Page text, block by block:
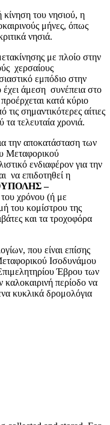
κίνηση του νησιού, η
μήνες, όπως
νησιά.
με πλοίο στην
χερσαίους
εμπόδιο στην
άμεση συνέπεια στο
κατά κύριο
σημαντικότερες αίτιες
τα τελευταία χρονιά.
την αποκατάσταση των
Μεταφορικού
ενδιαφέρον για την
να επιδοτηθεί η
–
χρόνου (ή με
του κομίστρου της
και τα τροχοφόρα
που είναι επίσης
Ισοδυνάμου
Έβρου των
καλοκαιρινή περίοδο να
κυκλικά δρομολόγια